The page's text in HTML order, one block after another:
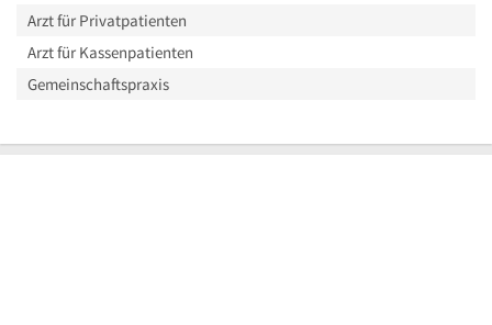
Arzt für Privatpatienten
Arzt für Kassenpatienten
Gemeinschaftspraxis